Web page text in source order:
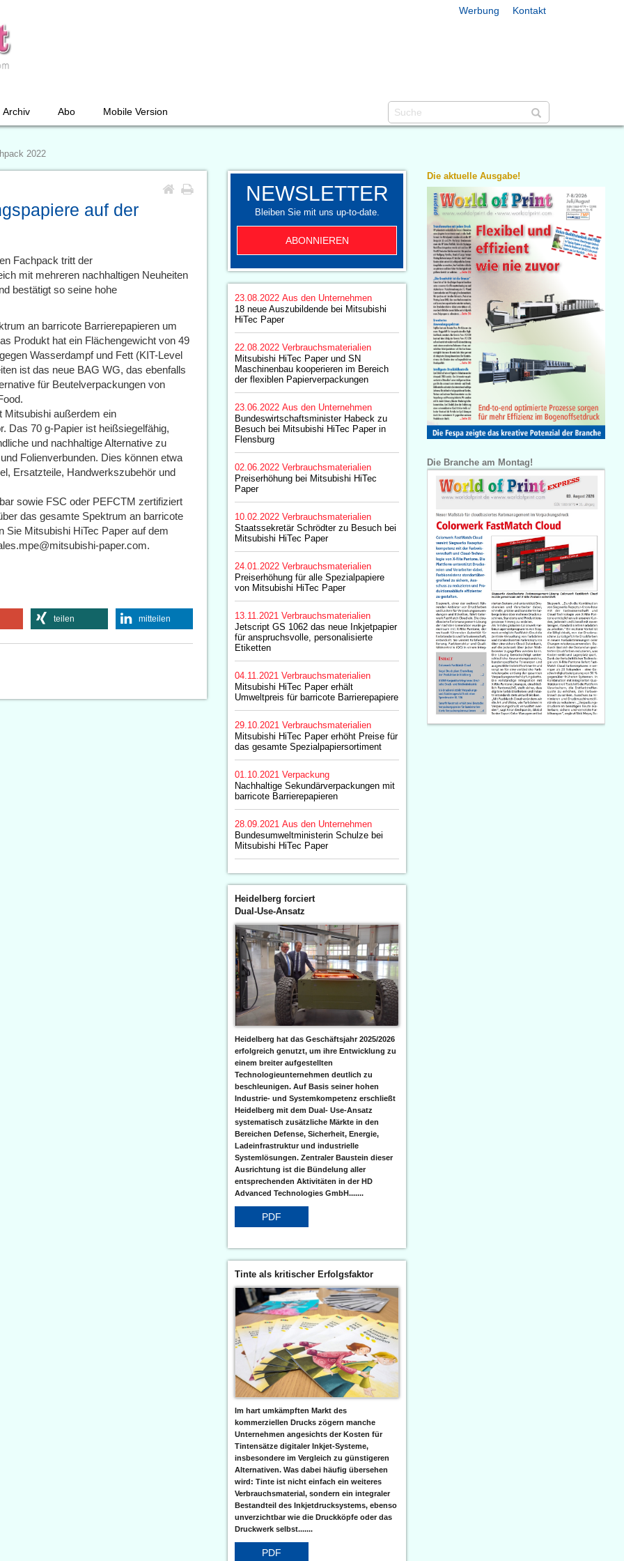
Werbung Kontakt
Archiv Abo Mobile Version
2022
auf der
Fachpack tritt der
mit mehreren nachhaltigen Neuheiten
bestätigt so seine hohe
an barricote Barrierepapieren um
Produkt hat ein Flächengewicht von 49
Wasserdampf und Fett (KIT-Level
ist das neue BAG WG, das ebenfalls
für Beutelverpackungen von
Mitsubishi außerdem ein
Das 70 g-Papier ist heißsiegelfähig,
und nachhaltige Alternative zu
Folienverbunden. Dies können etwa
Ersatzteile, Handwerkszubehör und
sowie FSC oder PEFCTM zertifiziert
das gesamte Spektrum an barricote
Sie Mitsubishi HiTec Paper auf dem
paper.com.
teilen mitteilen
NEWSLETTER
Bleiben Sie mit uns up-to-date.
ABONNIEREN
23.08.2022 Aus den Unternehmen
18 neue Auszubildende bei Mitsubishi
HiTec Paper
22.08.2022 Verbrauchsmaterialien
Mitsubishi HiTec Paper und SN
Maschinenbau kooperieren im Bereich
der flexiblen Papierverpackungen
23.06.2022 Aus den Unternehmen
Bundeswirtschaftsminister Habeck zu
Besuch bei Mitsubishi HiTec Paper in
Flensburg
02.06.2022 Verbrauchsmaterialien
Preiserhöhung bei Mitsubishi HiTec
Paper
10.02.2022 Verbrauchsmaterialien
Staatssekretär Schrödter zu Besuch bei
Mitsubishi HiTec Paper
24.01.2022 Verbrauchsmaterialien
Preiserhöhung für alle Spezialpapiere
von Mitsubishi HiTec Paper
13.11.2021 Verbrauchsmaterialien
Jetscript GS 1062 das neue Inkjetpapier
für anspruchsvolle, personalisierte
Etiketten
04.11.2021 Verbrauchsmaterialien
Mitsubishi HiTec Paper erhält
Umweltpreis für barricote Barrierepapiere
29.10.2021 Verbrauchsmaterialien
Mitsubishi HiTec Paper erhöht Preise für
das gesamte Spezialpapiersortiment
01.10.2021 Verpackung
Nachhaltige Sekundärverpackungen mit
barricote Barrierepapieren
28.09.2021 Aus den Unternehmen
Bundesumweltministerin Schulze bei
Mitsubishi HiTec Paper
Heidelberg forciert
Dual-Use-Ansatz
Heidelberg hat das Geschäftsjahr 2025/2026
erfolgreich genutzt, um ihre Entwicklung zu
einem breiter aufgestellten
Technologieunternehmen deutlich zu
beschleunigen. Auf Basis seiner hohen
Industrie- und Systemkompetenz erschließt
Heidelberg mit dem Dual- Use-Ansatz
systematisch zusätzliche Märkte in den
Bereichen Defense, Sicherheit, Energie,
Ladeinfrastruktur und industrielle
Systemlösungen. Zentraler Baustein dieser
Ausrichtung ist die Bündelung aller
entsprechenden Aktivitäten in der HD
Advanced Technologies GmbH.......
PDF
Tinte als kritischer Erfolgsfaktor
Im hart umkämpften Markt des
kommerziellen Drucks zögern manche
Unternehmen angesichts der Kosten für
Tintensätze digitaler Inkjet-Systeme,
insbesondere im Vergleich zu günstigeren
Alternativen. Was dabei häufig übersehen
wird: Tinte ist nicht einfach ein weiteres
Verbrauchsmaterial, sondern ein integraler
Bestandteil des Inkjetdrucksystems, ebenso
unverzichtbar wie die Druckköpfe oder das
Druckwerk selbst.......
PDF
Die aktuelle Ausgabe!
Die Branche am Montag!